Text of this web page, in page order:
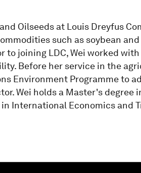
Oilseeds at Louis Dreyfus
such as soybean
to joining LDC, Wei worked
Before her service in the
Environment Programme to
Wei holds a Master's degree
International Economics and